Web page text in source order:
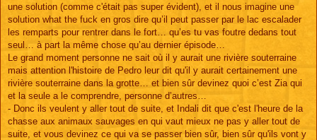
une solution (comme c'était pas super évident), et il nous imagine une
solution what the fuck en gros dire qu’il peut passer par le lac escalader
les remparts pour rentrer dans le fort… qu’es tu vas foutre dedans tout
seul… à part la même chose qu’au dernier épisode…
Le grand moment personne ne sait où il y aurait une rivière souterraine
mais attention l'histoire de Pedro leur dit qu'il y aurait certainement une
rivière souterraine dans la grotte… et bien sûr devinez quoi c’est Zia qui
et la seule a le comprendre, personne d’autres…
- Donc ils veulent y aller tout de suite, et Indali dit que c'est l'heure de la
chasse aux animaux sauvages en qui vaut mieux ne pas y aller tout de
suite, et vous devinez ce qui va se passer bien sûr, bien sûr qu'ils vont y